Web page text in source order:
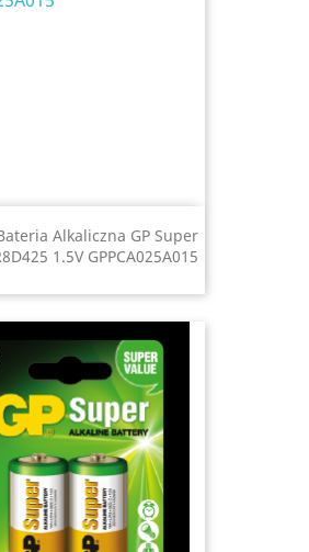
Alkaliczna GP Super
1.5V GPPCA025A015